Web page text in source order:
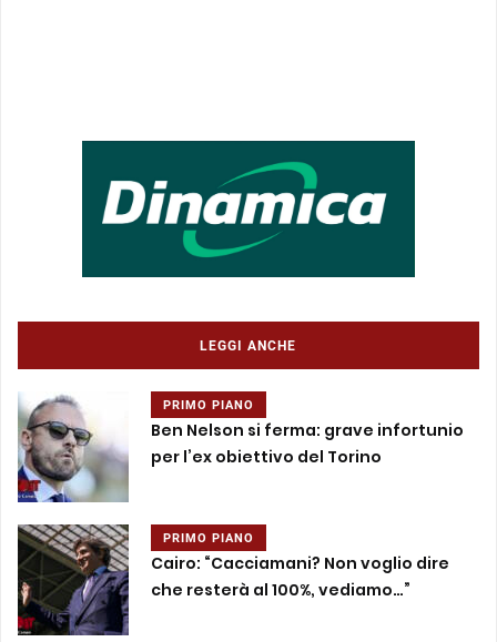
LEGGI ANCHE
PRIMO PIANO
Ben Nelson si ferma: grave infortunio
per l’ex obiettivo del Torino
PRIMO PIANO
Cairo: “Cacciamani? Non voglio dire
che resterà al 100%, vediamo…”